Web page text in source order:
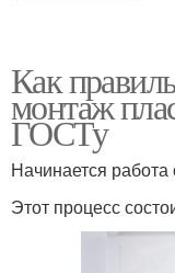
Как
монтаж
ГОСТу
Начинается работа
Этот процесс